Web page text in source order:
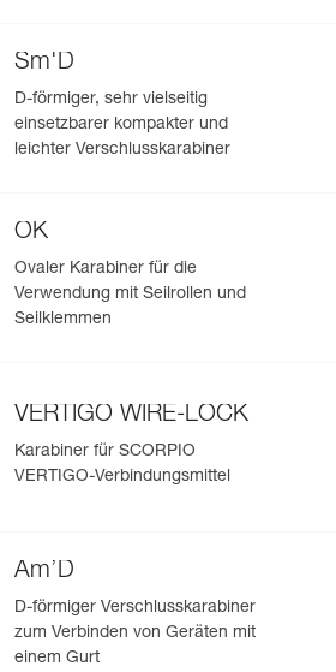
Sm'D
D-förmiger, sehr vielseitig
einsetzbarer kompakter und
leichter Verschlusskarabiner
OK
Ovaler Karabiner für die
Verwendung mit Seilrollen und
Seilklemmen
VERTIGO WIRE-LOCK
Karabiner für SCORPIO
VERTIGO-Verbindungsmittel
Am’D
D-förmiger Verschlusskarabiner
zum Verbinden von Geräten mit
einem Gurt